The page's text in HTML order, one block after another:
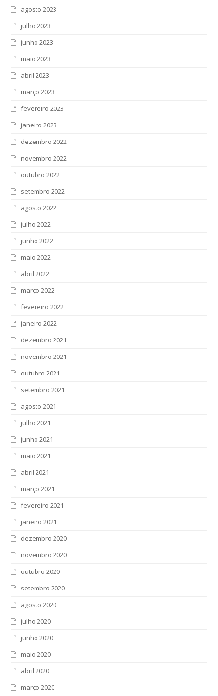
agosto 2023
julho 2023
junho 2023
maio 2023
abril 2023
março 2023
fevereiro 2023
janeiro 2023
dezembro 2022
novembro 2022
outubro 2022
setembro 2022
agosto 2022
julho 2022
junho 2022
maio 2022
abril 2022
março 2022
fevereiro 2022
janeiro 2022
dezembro 2021
novembro 2021
outubro 2021
setembro 2021
agosto 2021
julho 2021
junho 2021
maio 2021
abril 2021
março 2021
fevereiro 2021
janeiro 2021
dezembro 2020
novembro 2020
outubro 2020
setembro 2020
agosto 2020
julho 2020
junho 2020
maio 2020
abril 2020
março 2020